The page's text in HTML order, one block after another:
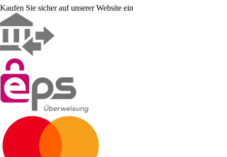
Kaufen Sie sicher auf unserer Website ein